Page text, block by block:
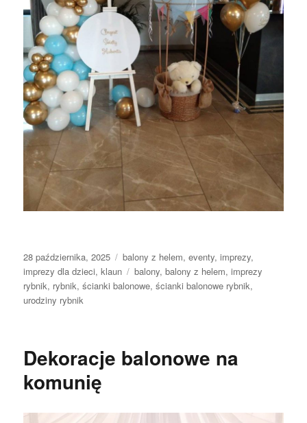
Data
publikacji
28 października, 2025 Kategorie
balony z helem,eventy,imprezy,
imprezy dla dzieci,klaun Tagi
balony,balony z helem,imprezy
rybnik, rybnik,ścianki balonowe,ścianki balonowe rybnik,
urodziny rybnik
Dekoracje balonowe na
komunię